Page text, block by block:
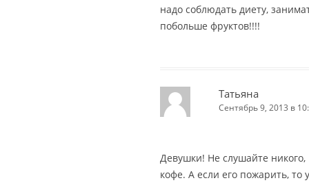
надо соблюдать диету,
побольше фруктов!!!!
Татьяна
Сентябрь 9, 2013 в
Девушки! Не слушайте
кофе. А если его пожарить, то